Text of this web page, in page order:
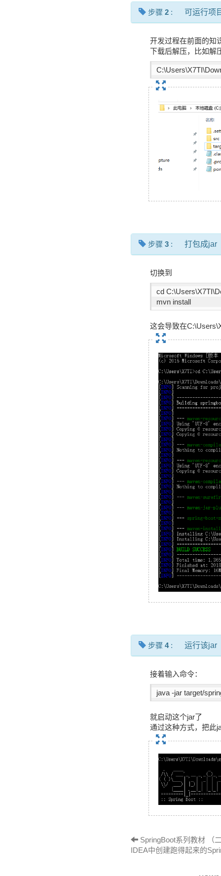
步骤 2 : 可运行项
开发过程在前面的知
下载后解压，比如解
步骤 3 : 打包成jar
切换到
cd
mvn install
这会导致在
步骤 4: 运行该jar
接着输入命令：
java -jar target/
就启动这个jar了
通过这种方式，把此
SpringBoot系列教材 （
IDEA中创建跑得起来的